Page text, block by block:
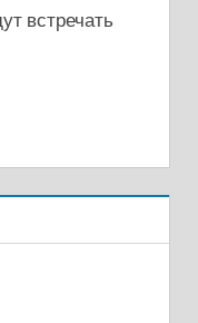
встречать